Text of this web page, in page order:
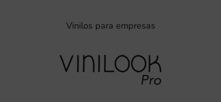
Vinilos para empresas